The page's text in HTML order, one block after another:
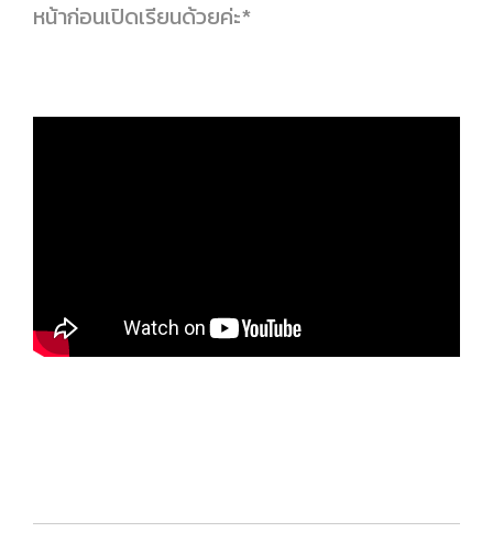
หน้าก่อนเปิดเรียนด้วยค่ะ*